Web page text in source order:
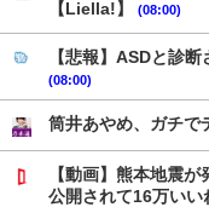
【Liella!】
(08:00)
【悲報】ASDと診
(08:00)
筒井あやめ、ガチ
【動画】熊本地震
公開されて16万い